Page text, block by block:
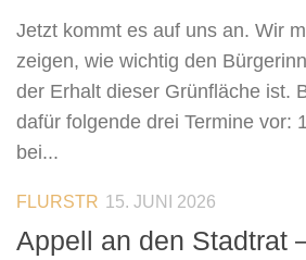
Jetzt kommt es auf uns an. Wir
zeigen, wie wichtig den
der Erhalt dieser Grünfläche ist.
dafür folgende drei Termine vor:
bei...
FLURSTR 15. JUNI 2026
Appell an den Stadtrat